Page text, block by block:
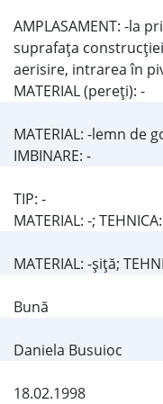
AMPLASAMENT: -la
suprafaţa
aerisire, intrarea în
MATERIAL (pereţi): -
MATERIAL: -lemn de
IMBINARE: -
TIP: -
MATERIAL: -;
MATERIAL: -şiţă;
Bună
Daniela Busuioc
18.02.1998